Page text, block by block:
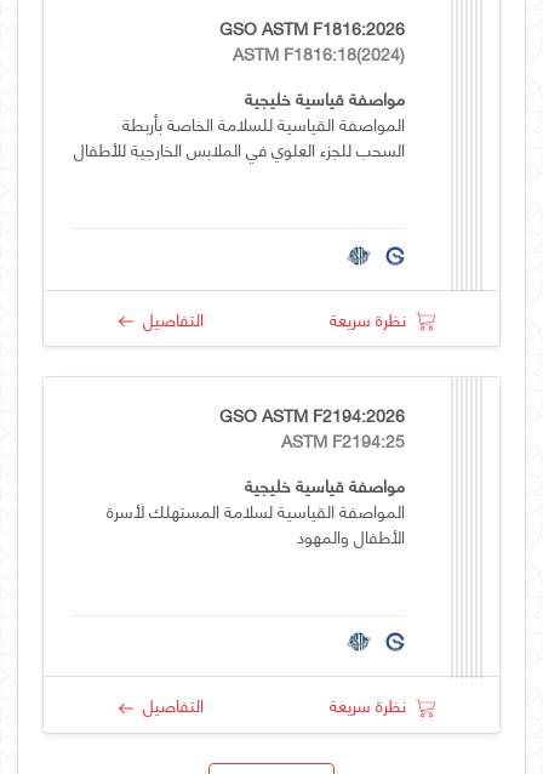
GSO ASTM F1816:2026
ASTM F1816:18(2024)
مواصفة قياسية خليجية
المواصفة القياسية للسلامة الخاصة بأربطة
السحب للجزء العلوي في الملابس الخارجية للأطفال
نظرة سريعة التفاصيل
GSO ASTM F2194:2026
ASTM F2194:25
مواصفة قياسية خليجية
المواصفة القياسية لسلامة المستهلك لأسرة
الأطفال والمهود
نظرة سريعة التفاصيل